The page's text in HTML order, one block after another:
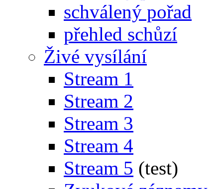
schválený pořad
přehled schůzí
Živé vysílání
Stream 1
Stream 2
Stream 3
Stream 4
Stream 5 (test)